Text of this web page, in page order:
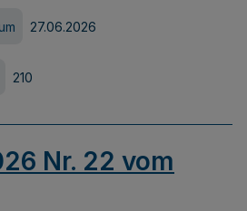
27.06.2026
210
Nr. 22 vom